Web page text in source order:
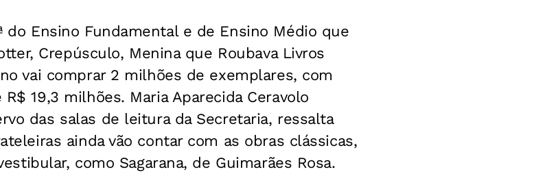
do Ensino Fundamental e de Ensino Médio que
Crepúsculo, Menina que Roubava Livros
vai comprar 2 milhões de exemplares, com
19,3 milhões. Maria Aparecida Ceravolo
das salas de leitura da Secretaria, ressalta
ainda vão contar com as obras clássicas,
como Sagarana, de Guimarães Rosa.